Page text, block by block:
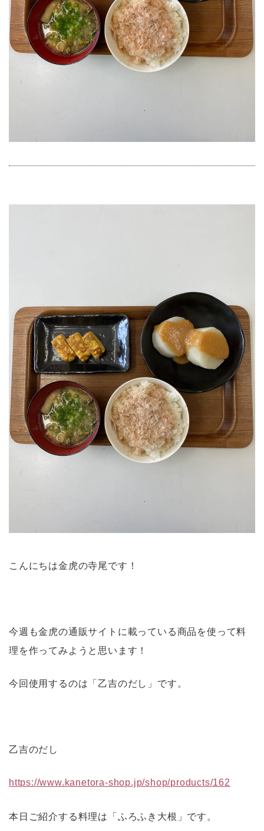
こんにちは金虎の寺尾です！
今週も金虎の通販サイトに載っている商品を使って料
理を作ってみようと思います！
今回使用するのは「乙吉のだし」です。
乙吉のだし
https://www.kanetora-shop.jp/shop/products/162
本日ご紹介する料理は「ふろふき大根」です。